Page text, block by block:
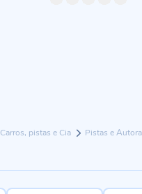
Carros, pistas e Cia Pistas e